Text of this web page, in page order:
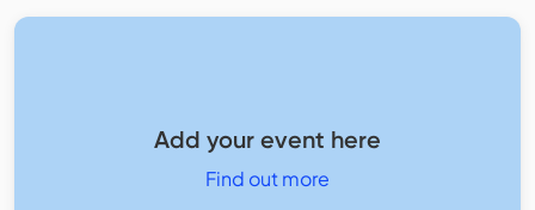
Add your event here
Find out more